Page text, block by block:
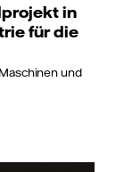
in
für die
und